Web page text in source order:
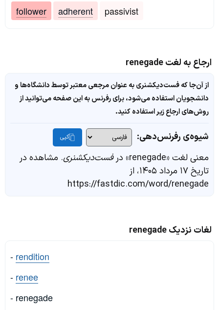
follower
adherent passivist
ارجاع به لغت renegade
از آن‌جا که فست‌دیکشنری به عنوان مرجعی معتبر توسط دانشگاه‌ها و
دانشجویان استفاده می‌شود، برای رفرنس به این صفحه می‌توانید از
روش‌های ارجاع زیر استفاده کنید.
شیوه‌ی رفرنس‌دهی: کپی
معنی لغت «renegade» در فست‌دیکشنری. مشاهده در
تاریخ ۱۷ مرداد ۱۴۰۵، از
https://fastdic.com/word/renegade
لغات نزدیک renegade
- rendition
- renee
- renegade